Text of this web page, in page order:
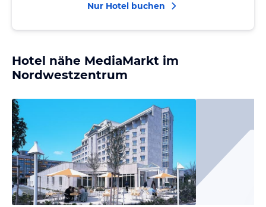
Nur Hotel buchen
Hotel nähe MediaMarkt im
Nordwestzentrum